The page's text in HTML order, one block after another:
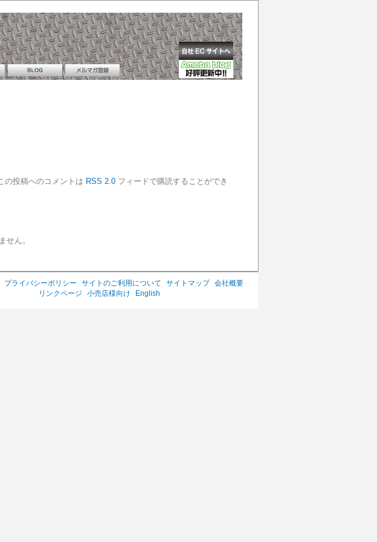
の投稿へのコメントは RSS 2.0 フィードで購読することができ
せん。
プライバシーポリシー サイトのご利用について サイトマップ
会社概要
リンクページ
小売店様向け English